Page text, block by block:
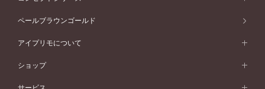
ペールブラウンゴールド
ウェーブライン
V字ライン
ワンサイドメレ
ダブルサイドメレ
フェミニン
モード
50万円台～
40万円台～
30万円台～
婚約指輪 人気ランキング
ピンクゴールド
ペールブラウンゴールド
ウェーブライン
V字ライン
ワンメレ
セベラルメレ
フェミニン
モード
50万円～
ピンクゴールド
ペールブラウンゴールド
ピンクゴールド
ペールブラウンゴールド
アニバーサリージュエリー一覧
ファッションリング
ブレスレット
コンセプトシリーズ
オリジンビリーフ
ペールブラウンゴールド
アイプリモについて
アイプリモについて
パーソナルハンド診断
ショップ
店舗一覧